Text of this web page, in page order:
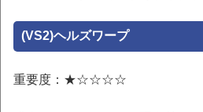
(VS2)ヘルズワープ
重要度：★☆☆☆☆